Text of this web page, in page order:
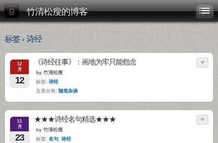
竹清松瘦的博客
标签 › 诗经
12
月
12
《诗经往事》：画地为牢只能怨念
by 竹清松瘦
标签: 诗经
文章分类: 随笔杂谈
11
月
23
★★★诗经名句精选★★★
by 竹清松瘦
标签: 名句 诗经